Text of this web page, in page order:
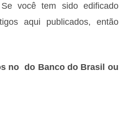
Se você tem sido edificado
aqui publicados, então
no do Banco do Brasil ou